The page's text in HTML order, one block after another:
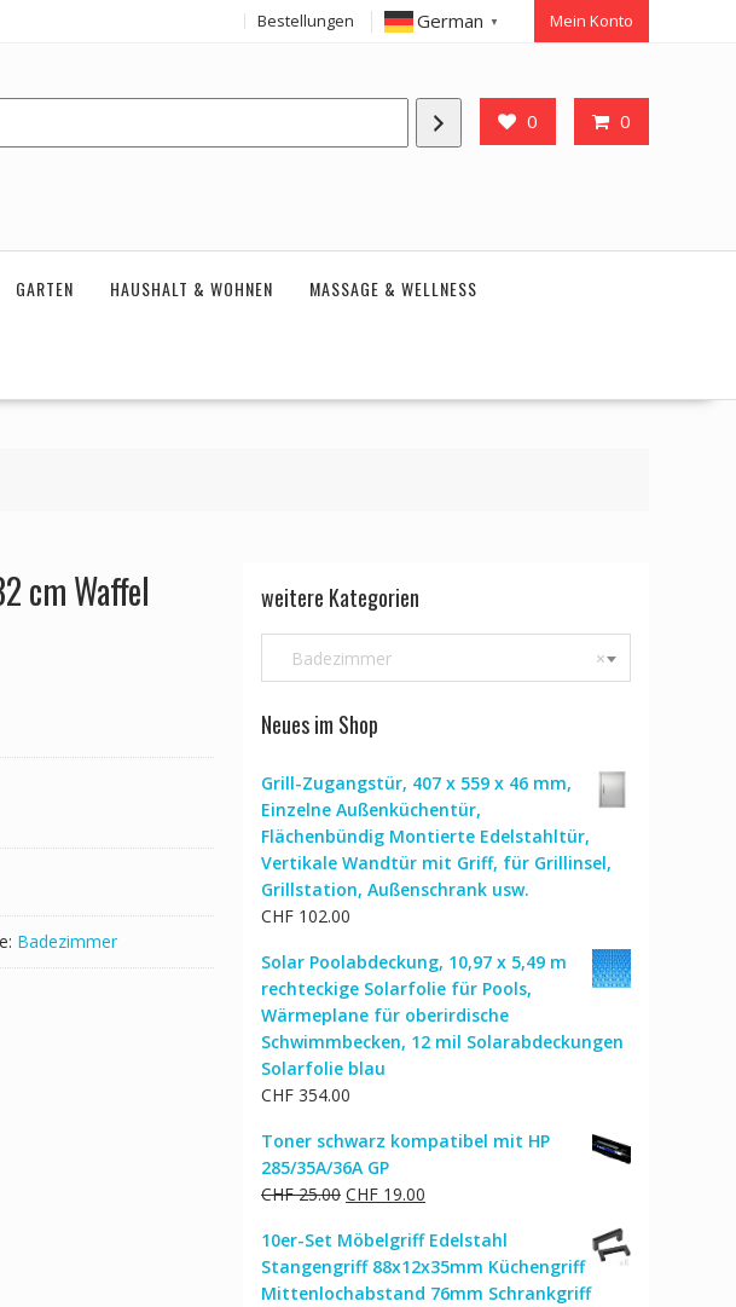
Bestellungen German ▼ Mein Konto
0 0
GARTEN HAUSHALT & WOHNEN MASSAGE & WELLNESS
cm Waffel
Badezimmer
weitere Kategorien
×
Badezimmer
Neues im Shop
Grill-Zugangstür, 407 x 559 x 46 mm,
Einzelne Außenküchentür,
Flächenbündig Montierte Edelstahltür,
Vertikale Wandtür mit Griff, für Grillinsel,
Grillstation, Außenschrank usw.
CHF 102.00
Solar Poolabdeckung, 10,97 x 5,49 m
rechteckige Solarfolie für Pools,
Wärmeplane für oberirdische
Schwimmbecken, 12 mil Solarabdeckungen
Solarfolie blau
CHF 354.00
Toner schwarz kompatibel mit HP
285/35A/36A GP
CHF25.00 Ursprünglicher
war:
CHF 25.00
CHF 19.00
ist:
CHF 19.00.
10er-Set Möbelgriff Edelstahl
Stangengriff 88x12x35mm Küchengriff
Mittenlochabstand 76mm Schrankgriff